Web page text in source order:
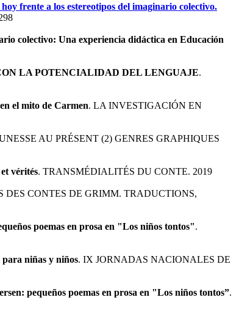
frente a los estereotipos del imaginario colectivo.
colectivo: Una experiencia didáctica en Educación
LA POTENCIALIDAD DEL LENGUAJE.
el mito de Carmen. LA INVESTIGACIÓN EN
AU PRÉSENT (2) GENRES GRAPHIQUES
vérités. TRANSMÉDIALITÉS DU CONTE. 2019
DES CONTES DE GRIMM. TRADUCTIONS,
poemas en prosa en "Los niños tontos".
niñas y niños. IX JORNADAS NACIONALES DE
pequeños poemas en prosa en "Los niños tontos”.